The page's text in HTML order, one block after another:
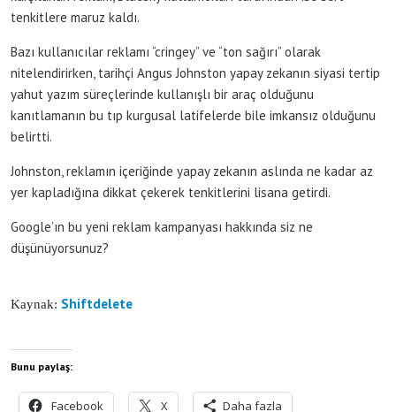
tenkitlere maruz kaldı.
Bazı kullanıcılar reklamı “cringey” ve “ton sağırı” olarak
nitelendirirken, tarihçi Angus Johnston yapay zekanın siyasi tertip
yahut yazım süreçlerinde kullanışlı bir araç olduğunu
kanıtlamanın bu tıp kurgusal latifelerde bile imkansız olduğunu
belirtti.
Johnston, reklamın içeriğinde yapay zekanın aslında ne kadar az
yer kapladığına dikkat çekerek tenkitlerini lisana getirdi.
Google’ın bu yeni reklam kampanyası hakkında siz ne
düşünüyorsunuz?
Kaynak: Shiftdelete
Bunu paylaş:
Facebook X Daha fazla